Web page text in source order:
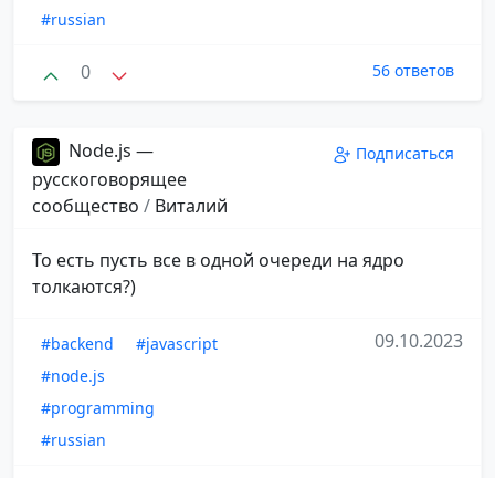
#russian
0 56 ответов
Node.js —
русскоговорящее
сообщество / Виталий
Подписаться
То есть пусть все в одной очереди на ядро
толкаются?)
#backend
#javascript
#node.js
#programming
#russian
09.10.2023